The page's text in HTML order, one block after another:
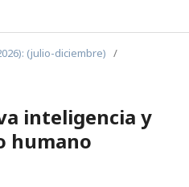
(julio-diciembre) /
inteligencia y
humano